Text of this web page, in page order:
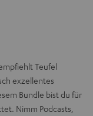
Teufel
exzellentes
Bundle bist du für
Nimm Podcasts,